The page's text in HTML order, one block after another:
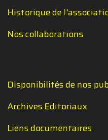
Historique de
Nos collaborations
Disponibilités de nos
Archives Editoriaux
Liens documentaires